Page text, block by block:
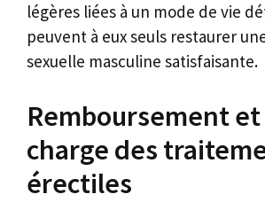
légères liées à un mode de vie
peuvent à eux seuls restaurer
sexuelle masculine satisfaisante.
Remboursement
charge des
érectiles